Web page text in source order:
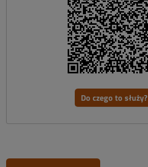
Do czego to służy?